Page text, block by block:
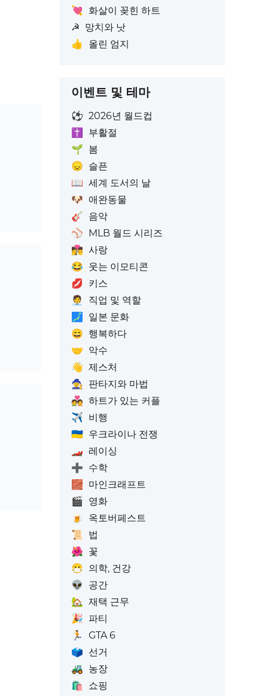
💘 화살이 꽂힌 하트
☭ 망치와 낫
👍
올린 엄지
이벤트 및 테마
⚽ 2026년 월드컵
✝️
부활절
🌱 봄
😞 슬픈
📖 세계 도서의 날
🐶 애완동물
🎸 음악
⚾ MLB 월드 시리즈
👩‍❤️‍💋‍👨 사랑
😂 웃는 이모티콘
💋 키스
🧑‍💼
직업 및 역할
🗾
일본 문화
😄 행복하다
🤝 악수
👋 제스처
🧙 판타지와 마법
💑 하트가 있는 커플
✈️ 비행
🇺🇦 우크라이나 전쟁
🏎️ 레이싱
➕ 수학
🧱 마인크래프트
🎬 영화
🍺
옥토버페스트
📜
법
🌺 꽃
😷 의학, 건강
👽
공간
🏡 재택 근무
🎉 파티
🏃
GTA 6
🗳️ 선거
🚜 농장
🛍️
쇼핑